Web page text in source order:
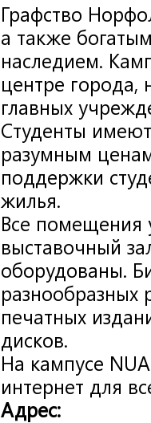
Графство
а также
наследием.
центре города,
главных
Студенты
разумным
поддержки
жилья.
Все помещения
выставочный
оборудованы.
разнообразных
печатных
дисков.
На кампусе
интернет для
Адрес: